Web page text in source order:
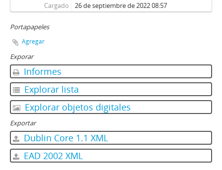
Cargado 26 de septiembre de 2022 08:57
Portapapeles
Agregar
Exporar
Informes
Explorar lista
Explorar objetos digitales
Exportar
Dublin Core 1.1 XML
EAD 2002 XML